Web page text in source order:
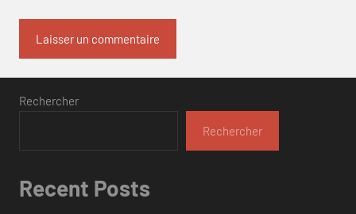
Rechercher
Rechercher
Recent Posts